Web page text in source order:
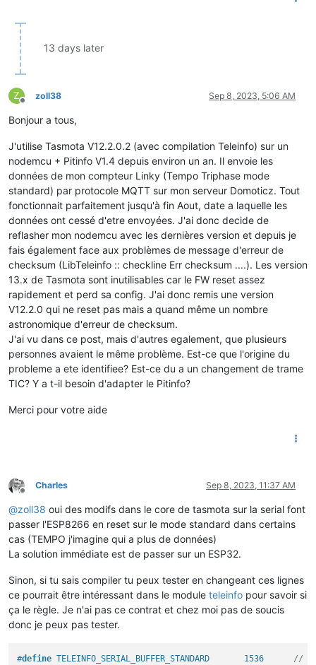
13 days later
Z
Offline
zoll38 Sep 8, 2023, 5:06 AM
Bonjour a tous,
J'utilise Tasmota V12.2.0.2 (avec compilation Teleinfo) sur un
nodemcu + Pitinfo V1.4 depuis environ un an. Il envoie les
données de mon compteur Linky (Tempo Triphase mode
standard) par protocole MQTT sur mon serveur Domoticz. Tout
fonctionnait parfaitement jusqu'à fin Aout, date a laquelle les
données ont cessé d'etre envoyées. J'ai donc decide de
reflasher mon nodemcu avec les dernières version et depuis je
fais également face aux problèmes de message d'erreur de
checksum (LibTeleinfo :: checkline Err checksum ....). Les version
13.x de Tasmota sont inutilisables car le FW reset assez
rapidement et perd sa config. J'ai donc remis une version
V12.2.0 qui ne reset pas mais a quand même un nombre
astronomique d'erreur de checksum.
J'ai vu dans ce post, mais d'autres egalement, que plusieurs
personnes avaient le même problème. Est-ce que l'origine du
probleme a ete identifiee? Est-ce du a un changement de trame
TIC? Y a t-il besoin d'adapter le Pitinfo?
Merci pour votre aide
Offline
Charles Sep 8, 2023, 11:37 AM
@zoll38 oui des modifs dans le core de tasmota sur la serial font
passer l'ESP8266 en reset sur le mode standard dans certains
cas (TEMPO j'imagine qui a plus de données)
La solution immédiate est de passer sur un ESP32.
Sinon, si tu sais compiler tu peux tester en changeant ces lignes
ce pourrait être intéressant dans le module teleinfo pour savoir si
ça le règle. Je n'ai pas ce contrat et chez moi pas de soucis
donc je peux pas tester.
#define TELEINFO_SERIAL_BUFFER_STANDARD       1536 //